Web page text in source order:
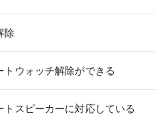
除
トウォッチ解除ができる
トスピーカーに対応している